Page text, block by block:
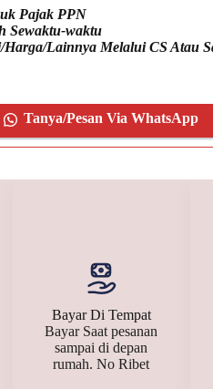
Pajak PPN
Sewaktu-waktu
Harga/Lainnya Melalui CS Atau
Tanya/Pesan Via WhatsApp
Bayar Di Tempat
Bayar Saat pesanan
sampai di depan
rumah. No Ribet